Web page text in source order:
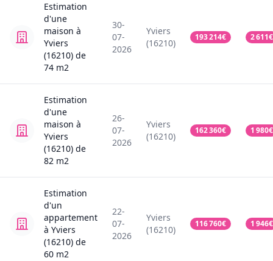
Estimation
d'une
maison à
Yviers
(16210) de
74 m2
30-
07-
2026
Yviers
(16210)
193 214€ 2 611€
Estimation
d'une
maison à
Yviers
(16210) de
82 m2
26-
07-
2026
Yviers
(16210)
162 360€ 1 980€
Estimation
d'un
appartement
à Yviers
(16210) de
60 m2
22-
07-
2026
Yviers
(16210)
116 760€ 1 946€